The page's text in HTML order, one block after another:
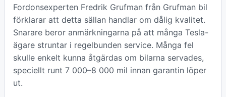
Fordonsexperten Fredrik Grufman från Grufman bil
förklarar att detta sällan handlar om dålig kvalitet.
Snarare beror anmärkningarna på att många Tesla-
ägare struntar i regelbunden service. Många fel
skulle enkelt kunna åtgärdas om bilarna servades,
speciellt runt 7 000–8 000 mil innan garantin löper
ut.